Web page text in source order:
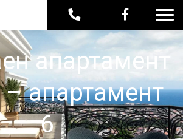
апартамент
апартамент
6